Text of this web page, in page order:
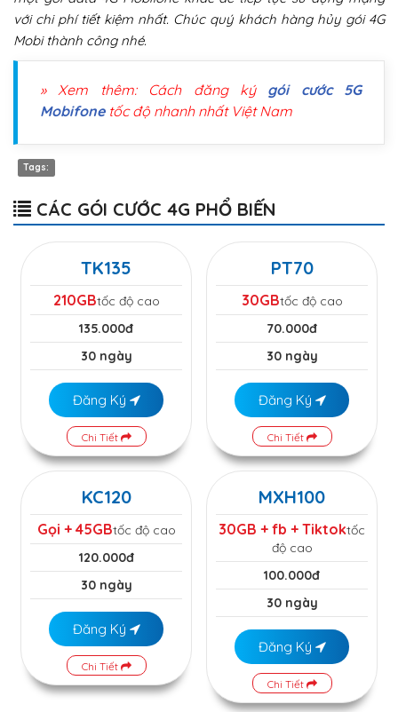
với chi phí tiết kiệm nhất. Chúc quý khách hàng hủy gói 4G
Mobi thành công nhé.
» Xem thêm: Cách đăng ký gói cước 5G
Mobifonetốc độ nhanh nhất Việt Nam
Tags:
CÁC GÓI CƯỚC 4G PHỔ BIẾN
TK135
210GBtốc độ cao
135.000đ
30 ngày
Đăng Ký
Chi Tiết
PT70
30GBtốc độ cao
70.000đ
30 ngày
Đăng Ký
Chi Tiết
KC120
Gọi + 45GBtốc độ cao
120.000đ
30 ngày
Đăng Ký
Chi Tiết
MXH100
30GB + fb + Tiktoktốc
độ cao
100.000đ
30 ngày
Đăng Ký
Chi Tiết